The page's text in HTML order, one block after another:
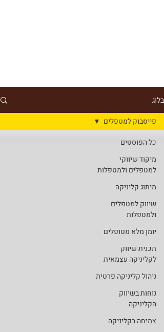
בלוג
כל הפוסטים
מיקוד שיווקי
למטפלים ולמטפלות
מיתוג קליניקה
שיווק למטפלים
ולמטפלות
יומן מלא מטופלים
תכנית שיווק
לקליניקה עצמאית
ניהול קליניקה פרטית
נוחות בשיווק
הקליניקה
צמיחה בקליניקה
פייסבוק למטפלים